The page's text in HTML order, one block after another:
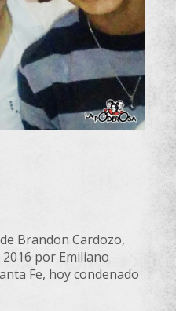
Brandon Cardozo,
por Emiliano
Fe, hoy condenado